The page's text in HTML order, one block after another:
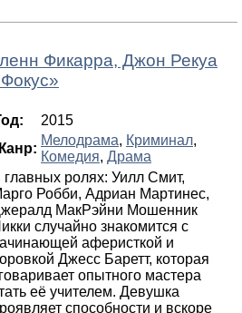
Фикарра, Джон Рекуа
Фокус»
2015
Мелодрама, Криминал,
Комедия, Драма
главных ролях: Уилл Смит,
Робби, Адриан Мартинес,
МакРэйни Мошенник
случайно знакомится с
аферисткой и
Джесс Баретт, которая
опытного мастера
её учителем. Девушка
способности и вскоре